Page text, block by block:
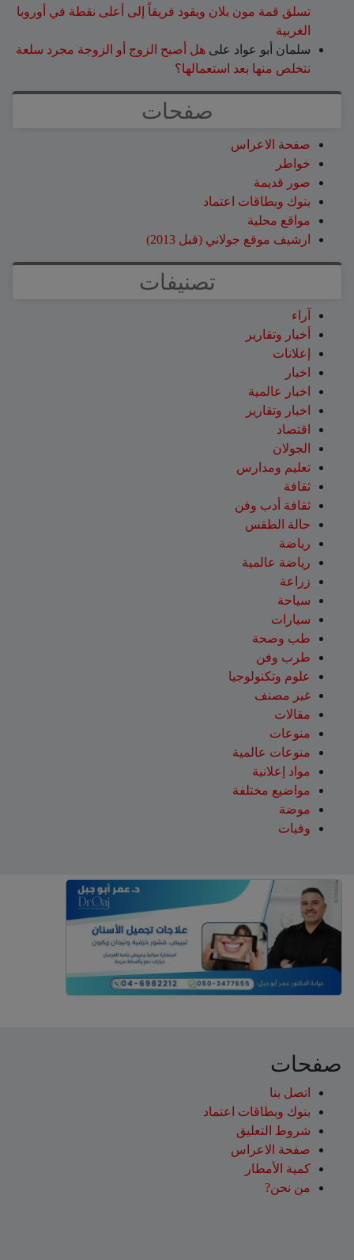
تسلق قمة مون بلان ويقود فريقاً إلى أعلى نقطة في أوروبا
الغربية
سلمان أبو عواد على هل أصبح الزوج أو الزوجة مجرد سلعة
نتخلص منها بعد استعمالها؟
صفحات
صفحة الاعراس
خواطر
صور قديمة
بنوك وبطاقات اعتماد
مواقع محلية
ارشيف موقع جولاني (قبل 2013)
تصنيفات
آراء
أخبار وتقارير
إعلانات
اخبار
اخبار عالمية
اخبار وتقارير
اقتصاد
الجولان
تعليم ومدارس
ثقافة
ثقافة أدب وفن
حالة الطقس
رياضة
رياضة عالمية
زراعة
سياحة
سيارات
طب وصحة
طرب وفن
علوم وتكنولوجيا
غير مصنف
مقالات
منوعات
منوعات عالمية
مواد إعلانية
مواضيع مختلفة
موضة
وفيات
صفحات
اتصل بنا
بنوك وبطاقات اعتماد
شروط التعليق‎
صفحة الاعراس
كمية الأمطار
من نحن?